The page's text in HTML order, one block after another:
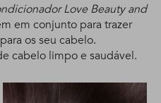
Love Beauty and
em conjunto para trazer
os seu cabelo.
cabelo limpo e saudável.